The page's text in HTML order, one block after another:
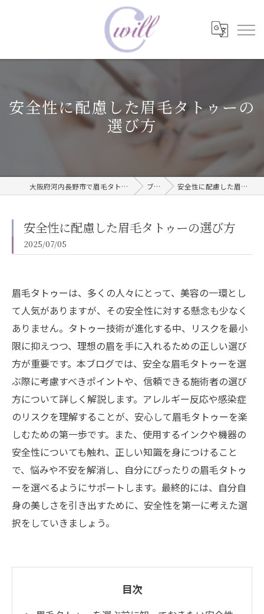
安全性に配慮した眉毛タトゥーの
選び方
大阪府河内長野市で眉毛タトゥーならwill care サロン ブログ 安全性に配慮した眉毛タトゥーの選び方
安全性に配慮した眉毛タトゥーの選び方
2025/07/05
眉毛タトゥーは、多くの人々にとって、美容の一環とし
て人気がありますが、その安全性に対する懸念も少なく
ありません。タトゥー技術が進化する中、リスクを最小
限に抑えつつ、理想の眉を手に入れるための正しい選び
方が重要です。本ブログでは、安全な眉毛タトゥーを選
ぶ際に考慮すべきポイントや、信頼できる施術者の選び
方について詳しく解説します。アレルギー反応や感染症
のリスクを理解することが、安心して眉毛タトゥーを楽
しむための第一歩です。また、使用するインクや機器の
安全性についても触れ、正しい知識を身につけること
で、悩みや不安を解消し、自分にぴったりの眉毛タトゥ
ーを選べるようにサポートします。最終的には、自分自
身の美しさを引き出すために、安全性を第一に考えた選
択をしていきましょう。
目次